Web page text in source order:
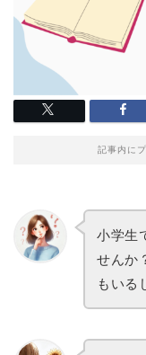
記事内に
小学生
せんか
もいる